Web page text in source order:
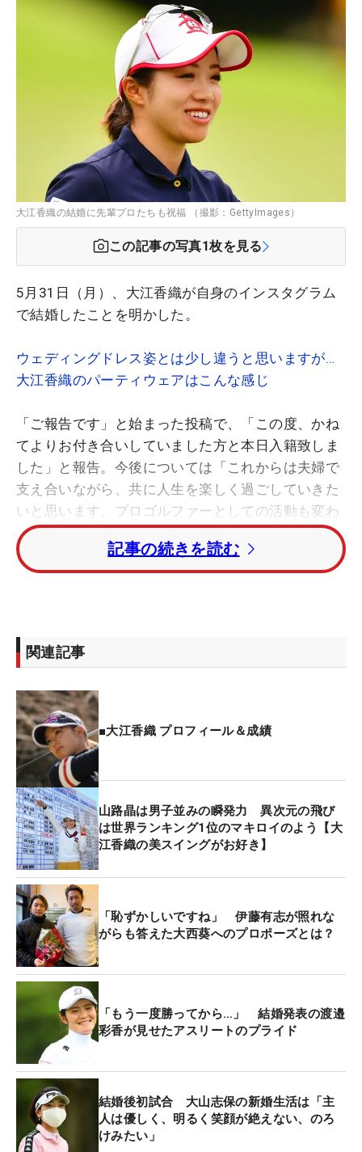
大江香織の結婚に先輩プロたちも祝福 （撮影：GettyImages）
この記事の写真1枚を見る
5月31日（月）、大江香織が自身のインスタグラム
で結婚したことを明かした。
ウェディングドレス姿とは少し違うと思いますが…
大江香織のパーティウェアはこんな感じ
「ご報告です」と始まった投稿で、「この度、かね
てよりお付き合いしていました方と本日入籍致しま
した」と報告。今後については「これからは夫婦で
支え合いながら、共に人生を楽しく過ごしていきた
いと思います。プロゴルファーとしての活動も変わ
らず行って参りますので、今後ともよろしくお願い
いたします」と続けた。
香子ら多くのプロゴルファーが祝福のメッセージを
送っている。
記事の続きを読む
関連記事
■大江香織 プロフィール＆成績
山路晶は男子並みの瞬発力 異次元の飛び
は世界ランキング1位のマキロイのよう【大
江香織の美スイングがお好き】
「恥ずかしいですね」 伊藤有志が照れな
がらも答えた大西葵へのプロポーズとは？
「もう一度勝ってから…」 結婚発表の渡邉
彩香が見せたアスリートのプライド
結婚後初試合 大山志保の新婚生活は「主
人は優しく、明るく笑顔が絶えない、のろ
けみたい」